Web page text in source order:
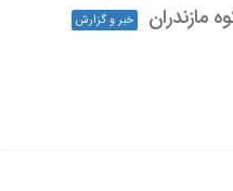
خبر و گزارش